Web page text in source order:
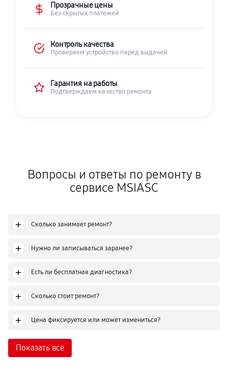
Прозрачные цены
Без скрытых платежей
Контроль качества
Проверяем устройство перед выдачей
Гарантия на работы
Подтверждаем качество ремонта
Вопросы и ответы по ремонту в
сервисе MSIASC
+ Сколько занимает ремонт?
+ Нужно ли записываться заранее?
+ Есть ли бесплатная диагностика?
+ Сколько стоит ремонт?
+ Цена фиксируется или может измениться?
Показать все